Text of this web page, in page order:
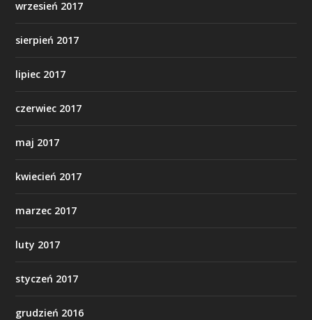
wrzesień 2017
sierpień 2017
lipiec 2017
czerwiec 2017
maj 2017
kwiecień 2017
marzec 2017
luty 2017
styczeń 2017
grudzień 2016